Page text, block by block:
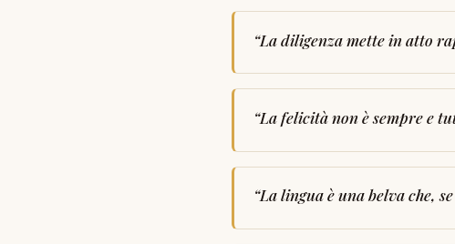
“La diligenza mette in atto
“La felicità non è sempre e
“La lingua è una belva che,